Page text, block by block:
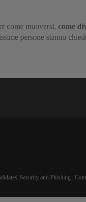
come muoversi, come
persone stanno
Security and Phishing